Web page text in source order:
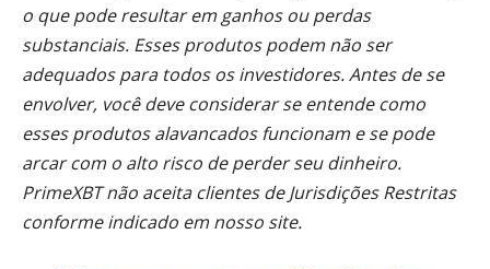
o que pode resultar em ganhos ou perdas
substanciais. Esses produtos podem não ser
adequados para todos os investidores. Antes de se
envolver, você deve considerar se entende como
esses produtos alavancados funcionam e se pode
arcar com o alto risco de perder seu dinheiro.
PrimeXBT não aceita clientes de Jurisdições Restritas
conforme indicado em nosso site.